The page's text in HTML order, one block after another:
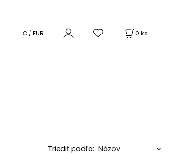
0 ks
€ / EUR
Triediť podľa: